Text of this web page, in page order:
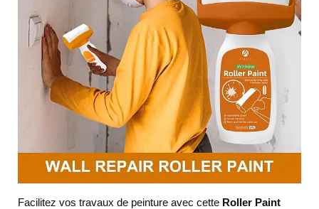
Facilitez vos travaux de peinture avec cette Roller Paint